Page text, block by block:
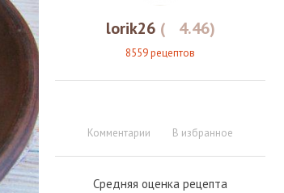
lorik26 ( 4.46)
8559 рецептов
Комментарии В избранное
Средняя оценка рецепта